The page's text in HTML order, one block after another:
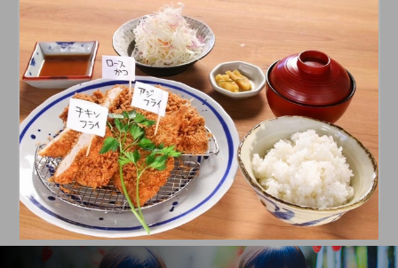
えんちゃん
遠州信用金庫
ゆとりのくらしのパートナー。遠州信用金庫の福理事
長「えんちゃん」です！地域の魅力と情報をお届けし
ていきます。
小さなお子さまからご年配の方まで楽し
める、遠州名物・【舞阪団子】と【名の
無いラーメン】
2026.07.11 JR新居町駅前のお食事処＆和居酒屋店
【はづき】
2026.06.21 歳を重ねるごとに、さらに美しく！シミ
専門サロン【PRINCESS HEART】
2026.06.11 スイーツやパンで日常に小さな幸せを届